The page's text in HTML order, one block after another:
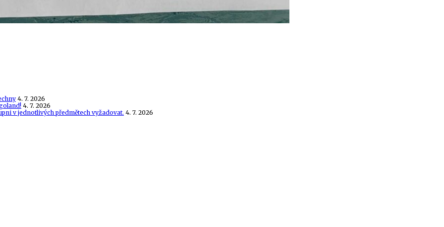
4. 7. 2026
4. 7. 2026
v jednotlivých předmětech vyžadovat. 4. 7. 2026